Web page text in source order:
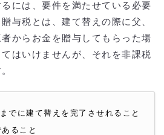
には、要件を満たせている必要
与税とは、建て替えの際に父、
からお金を贈与してもらった場
はいけませんが、それを非課税
でに建て替えを完了させれること
ること